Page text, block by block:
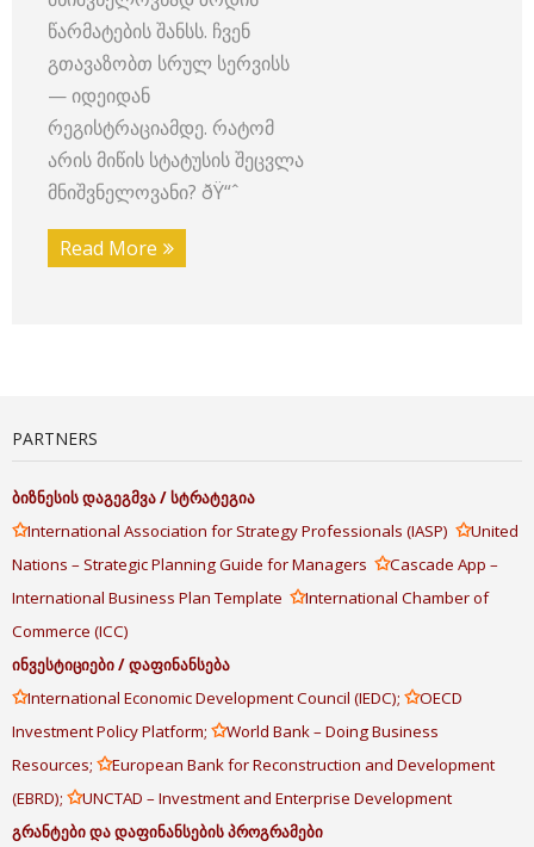
წარმატების შანსს. ჩვენ
გთავაზობთ სრულ სერვისს
— იდეიდან
რეგისტრაციამდე. რატომ
არის მიწის სტატუსის შეცვლა
მნიშვნელოვანი? ðŸ“ˆ
Read More
PARTNERS
ბიზნესისდაგეგმვა/სტრატეგია
✩International Association for Strategy Professionals (IASP) ✩United
Nations – Strategic Planning Guide for Managers ✩Cascade App –
International Business Plan Template ✩International Chamber of
Commerce (ICC)
ინვესტიციები/დაფინანსება
✩International Economic Development Council (IEDC); ✩OECD
Investment Policy Platform; ✩World Bank – Doing Business
Resources; ✩European Bank for Reconstruction and Development
(EBRD); ✩UNCTAD – Investment and Enterprise Development
გრანტებიდადაფინანსებისპროგრამები